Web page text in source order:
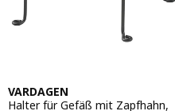
VARDAGEN
Halter für Gefäß mit Zapfhahn,